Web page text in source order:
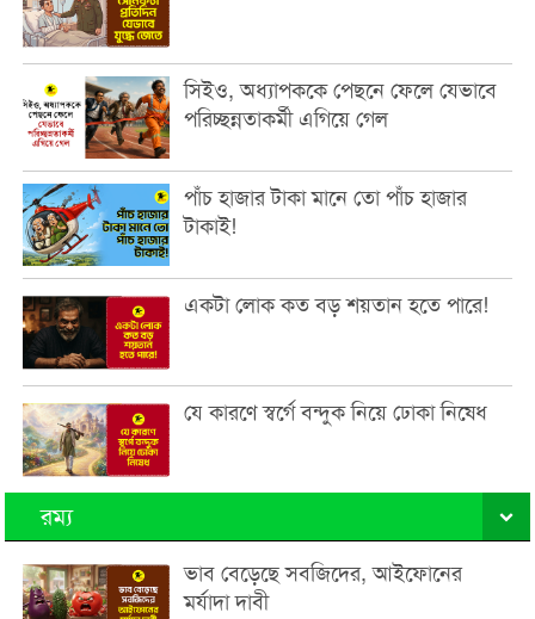
সিইও, অধ্যাপককে পেছনে ফেলে যেভাবে
পরিচ্ছন্নতাকর্মী এগিয়ে গেল
পাঁচ হাজার টাকা মানে তো পাঁচ হাজার
টাকাই!
একটা লোক কত বড় শয়তান হতে পারে!
যে কারণে স্বর্গে বন্দুক নিয়ে ঢোকা নিষেধ
রম্য
ভাব বেড়েছে সবজিদের, আইফোনের
মর্যাদা দাবী